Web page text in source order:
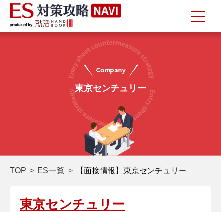
東京センチュリー
TOP ES一覧 【面接情報】東京センチュリー
東京センチュリー